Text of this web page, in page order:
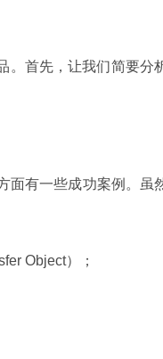
。首先，让我们简要分
面有一些成功案例。虽
Object）；